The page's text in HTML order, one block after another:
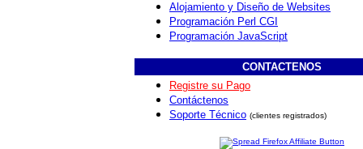
Alojamiento y Diseño de Websites
Programación Perl CGI
Programación JavaScript
CONTACTENOS
Registre su Pago
Contáctenos
Soporte Técnico (clientes registrados)